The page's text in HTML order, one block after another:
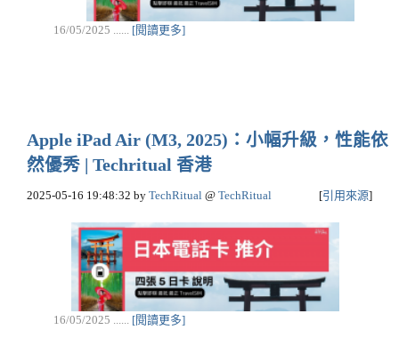
16/05/2025 ...... [閱讀更多]
Apple iPad Air (M3, 2025)：小幅升級，性能依
然優秀 | Techritual 香港
2025-05-16 19:48:32 by TechRitual @ TechRitual [引用來源]
16/05/2025 ...... [閱讀更多]